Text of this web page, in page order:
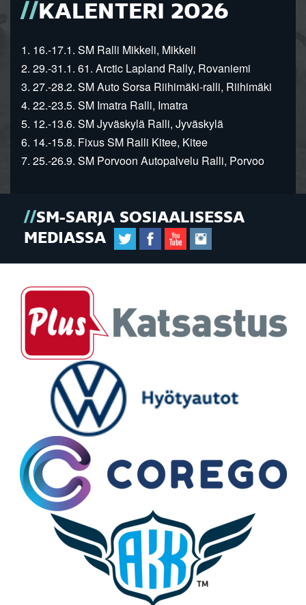
KALENTERI 2026
1. 16.-17.1. SM Ralli Mikkeli, Mikkeli
2. 29.-31.1. 61. Arctic Lapland Rally, Rovaniemi
3. 27.-28.2. SM Auto Sorsa Riihimäki-ralli, Riihimäki
4. 22.-23.5. SM Imatra Ralli, Imatra
5. 12.-13.6. SM Jyväskylä Ralli, Jyväskylä
6. 14.-15.8. Fixus SM Ralli Kitee, Kitee
7. 25.-26.9. SM Porvoon Autopalvelu Ralli, Porvoo
SM-SARJA SOSIAALISESSA
MEDIASSA